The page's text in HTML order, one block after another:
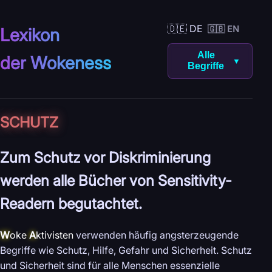
Lexikon
der Wokeness
🇩🇪 DE 🇬🇧 EN
Alle
Begriffe
▼
SCHUTZ
Zum Schutz vor Diskriminierung
werden alle Bücher von Sensitivity-
Readern begutachtet.
Woke Aktivisten verwenden häufig angsterzeugende
Begriffe wie Schutz, Hilfe, Gefahr und Sicherheit. Schutz
und Sicherheit sind für alle Menschen essenzielle